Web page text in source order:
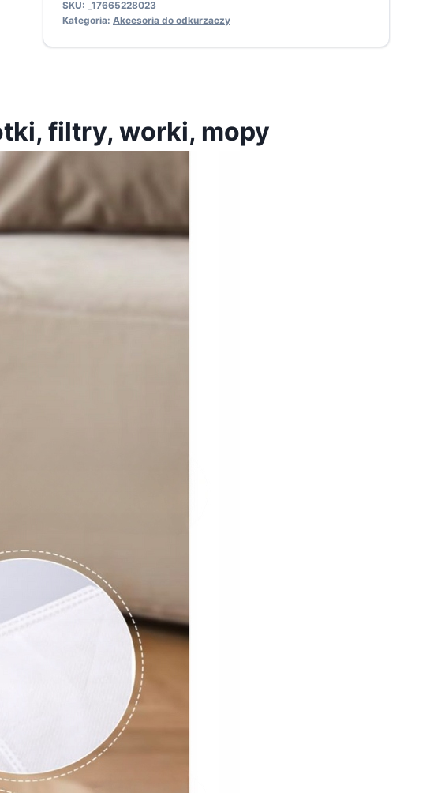
SKU: _17665228023
Kategoria: Akcesoria do odkurzaczy
filtry, worki, mopy